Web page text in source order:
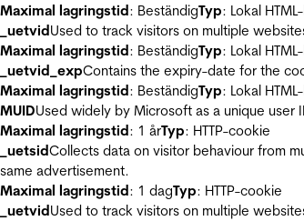
Maximal lagringstid: BeständigTyp: Lokal
_uetvidUsed to track visitors on multiple
Maximal lagringstid: BeständigTyp: Lokal
_uetvid_expContains the expiry-date for the
Maximal lagringstid: BeständigTyp: Lokal
MUIDUsed widely by Microsoft as a unique user
Maximal lagringstid: 1 årTyp: HTTP-cookie
_uetsidCollects data on visitor behaviour from
same advertisement.
Maximal lagringstid: 1 dagTyp: HTTP-cookie
_uetvidUsed to track visitors on multiple